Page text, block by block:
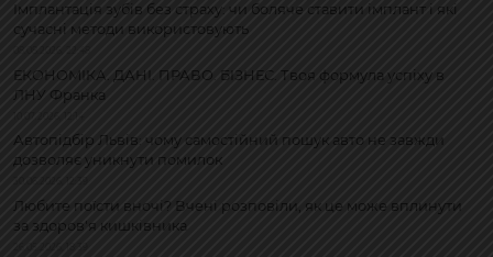
Імплантація зубів без страху: чи боляче ставити імплант і які
сучасні методи використовують
ЕКОНОМІКА. ДАНІ. ПРАВО. БІЗНЕС. Твоя формула успіху в
ЛНУ Франка
Автопідбір Львів: чому самостійний пошук авто не завжди
дозволяє уникнути помилок
Любите поїсти вночі? Вчені розповіли, як це може вплинути
за здоров'я кишківника